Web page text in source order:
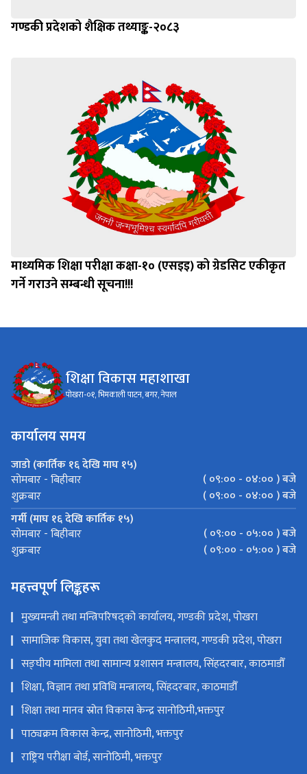
गण्डकी प्रदेशको शैक्षिक तथ्याङ्क-२०८३
माध्यमिक शिक्षा परीक्षा कक्षा-१० (एसइइ) को ग्रेडसिट एकीकृत
गर्ने गराउने सम्बन्धी सूचना!!!
शिक्षा विकास महाशाखा
पोखरा-०१, भिमकाली पाटन, बगर, नेपाल
कार्यालय समय
जाडो (कार्तिक १६ देखि माघ १५)
सोमबार - बिहीबार
( ०९:०० - ०४:०० ) बजे
शुक्रबार
( ०९:०० - ०४:०० ) बजे
गर्मी (माघ १६ देखि कार्तिक १५)
सोमबार - बिहीबार
( ०९:०० - ०५:०० ) बजे
शुक्रबार
( ०९:०० - ०५:०० ) बजे
महत्त्वपूर्ण लिङ्कहरू
मुख्यमन्त्री तथा मन्त्रिपरिषद्को कार्यालय, गण्डकी प्रदेश, पोखरा
सामाजिक विकास, युवा तथा खेलकुद मन्त्रालय, गण्डकी प्रदेश, पोखरा
सङ्‍घीय मामिला तथा सामान्य प्रशासन मन्त्रालय, सिंहदरबार, काठमाडौँ
शिक्षा, विज्ञान तथा प्रविधि मन्त्रालय, सिंहदरबार, काठमाडौँ
शिक्षा तथा मानव स्रोत विकास केन्द्र सानोठिमी,भक्तपुर
पाठ्यक्रम विकास केन्द्र, सानोठिमी, भक्तपुर
राष्ट्रिय परीक्षा बोर्ड, सानोठिमी, भक्तपुर